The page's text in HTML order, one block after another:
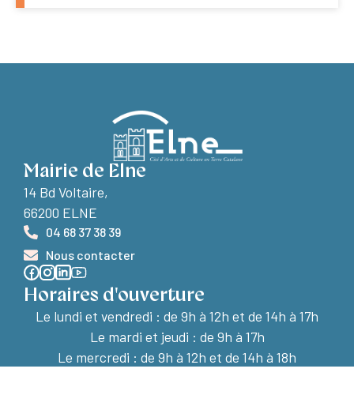
Mairie de Elne
14 Bd Voltaire,
66200 ELNE
04 68 37 38 39
Nous contacter
Horaires d'ouverture
Le lundi et vendredi : de 9h à 12h et de 14h à 17h
Le mardi et jeudi : de 9h à 17h
Le mercredi : de 9h à 12h et de 14h à 18h